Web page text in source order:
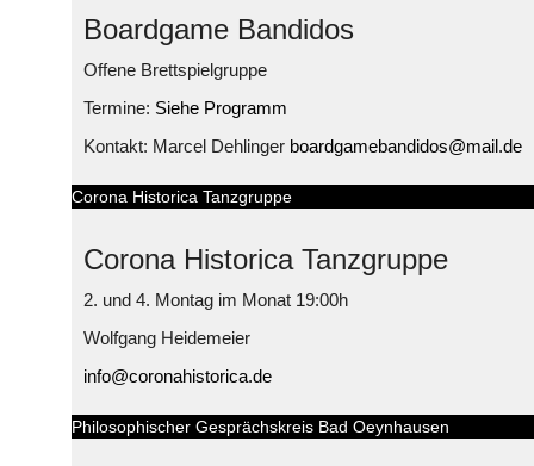
Boardgame Bandidos
Offene Brettspielgruppe
Termine: Siehe Programm
Kontakt: Marcel Dehlinger boardgamebandidos@mail.de
Corona Historica Tanzgruppe
Corona Historica Tanzgruppe
2. und 4. Montag im Monat 19:00h
Wolfgang Heidemeier
info@coronahistorica.de
Philosophischer Gesprächskreis Bad Oeynhausen